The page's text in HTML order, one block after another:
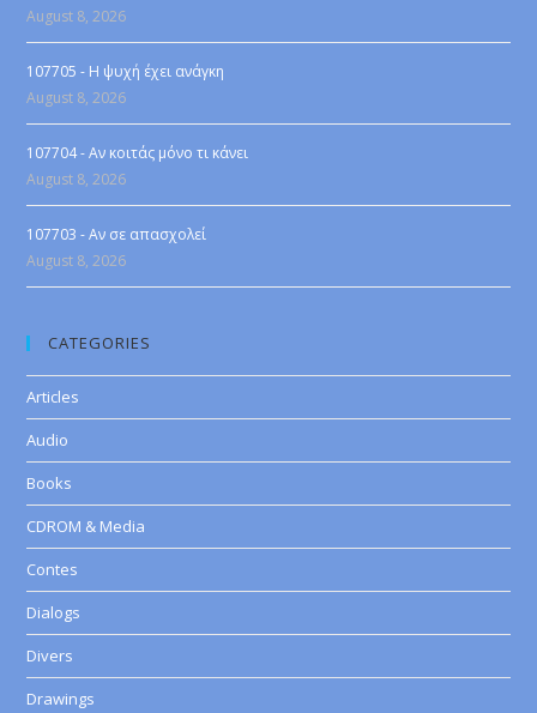
August 8, 2026
107705 - Η ψυχή έχει ανάγκη
August 8, 2026
107704 - Αν κοιτάς μόνο τι κάνει
August 8, 2026
107703 - Αν σε απασχολεί
August 8, 2026
CATEGORIES
Articles
Audio
Books
CDROM & Media
Contes
Dialogs
Divers
Drawings